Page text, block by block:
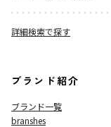
詳細検索で探す
ブランド紹介
ブランド一覧
branshes